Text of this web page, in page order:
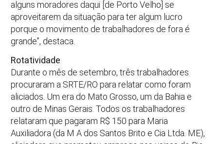
alguns moradores daqui [de Porto Velho] se
aproveitarem da situação para ter algum lucro
porque o movimento de trabalhadores de fora é
grande”, destaca.
Rotatividade
Durante o mês de setembro, três trabalhadores
procuraram a SRTE/RO para relatar como foram
aliciados. Um era do Mato Grosso, um da Bahia e
outro de Minas Gerais. Todos os trabalhadores
relataram que pagaram R$ 150 para Maria
Auxiliadora (da M A dos Santos Brito e Cia Ltda. ME),